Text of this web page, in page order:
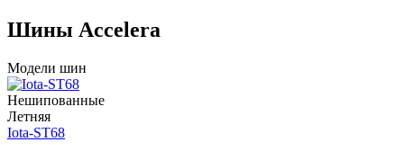
Шины Accelera
Модели шин
Нешипованные
Летняя
Iota-ST68